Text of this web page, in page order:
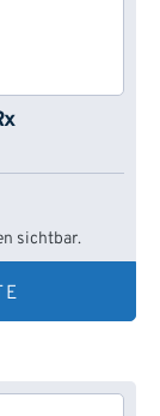
sichtbar.